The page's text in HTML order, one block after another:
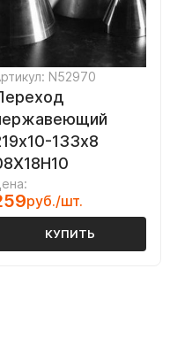
N52970
133х8
руб./шт.
КУПИТЬ